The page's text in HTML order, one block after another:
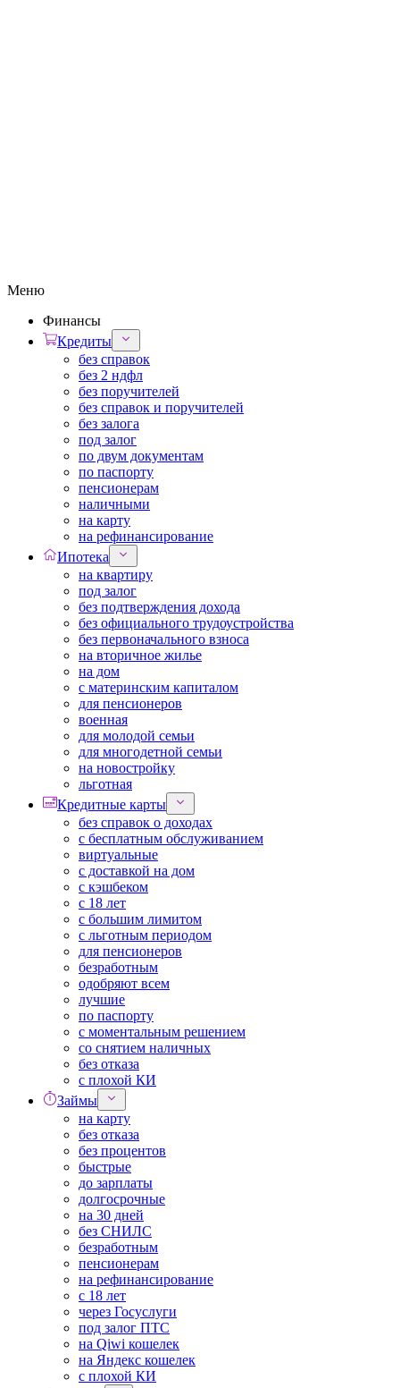
Меню
Финансы
Кредиты
без справок
без 2 ндфл
без поручителей
без справок и поручителей
без залога
под залог
по двум документам
по паспорту
пенсионерам
наличными
на карту
на рефинансирование
Ипотека
на квартиру
под залог
без подтверждения дохода
без официального трудоустройства
без первоначального взноса
на вторичное жилье
на дом
с материнским капиталом
для пенсионеров
военная
для молодой семьи
для многодетной семьи
на новостройку
льготная
Кредитные карты
без справок о доходах
с бесплатным обслуживанием
виртуальные
с доставкой на дом
с кэшбеком
с 18 лет
с большим лимитом
с льготным периодом
для пенсионеров
безработным
одобряют всем
лучшие
по паспорту
с моментальным решением
со снятием наличных
без отказа
с плохой КИ
Займы
на карту
без отказа
без процентов
быстрые
до зарплаты
долгосрочные
на 30 дней
без СНИЛС
безработным
пенсионерам
на рефинансирование
с 18 лет
через Госуслуги
под залог ПТС
на Qiwi кошелек
на Яндекс кошелек
с плохой КИ